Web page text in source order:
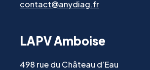
contact@anydiag.fr
LAPV Amboise
498 rue du Château d’Eau